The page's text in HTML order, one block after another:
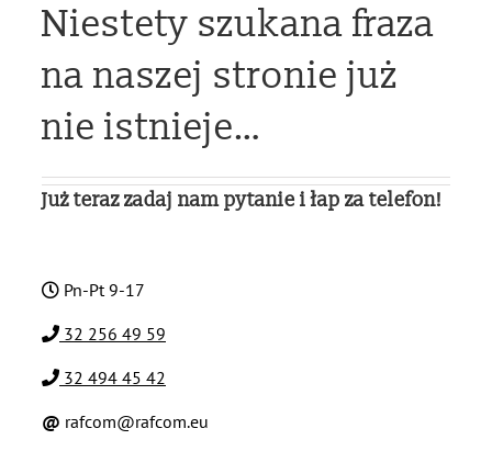
Niestety szukana fraza
na naszej stronie już
nie istnieje…
Już teraz zadaj nam pytanie i łap za telefon!
Pn-Pt 9-17
32 256 49 59
32 494 45 42
@ rafcom@rafcom.eu